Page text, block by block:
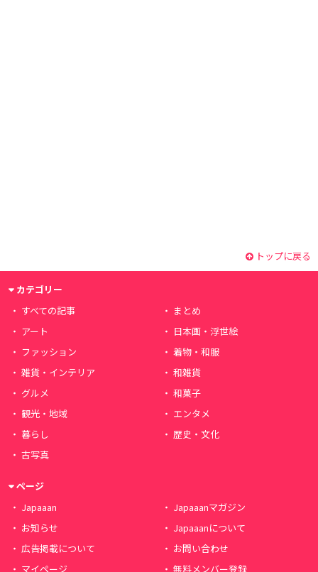
トップに戻る
カテゴリー
すべての記事
まとめ
アート
日本画・浮世絵
ファッション
着物・和服
雑貨・インテリア
和雑貨
グルメ
和菓子
観光・地域
エンタメ
暮らし
歴史・文化
古写真
ページ
Japaaan
Japaaanマガジン
お知らせ
Japaaanについて
広告掲載について
お問い合わせ
マイページ
無料メンバー登録